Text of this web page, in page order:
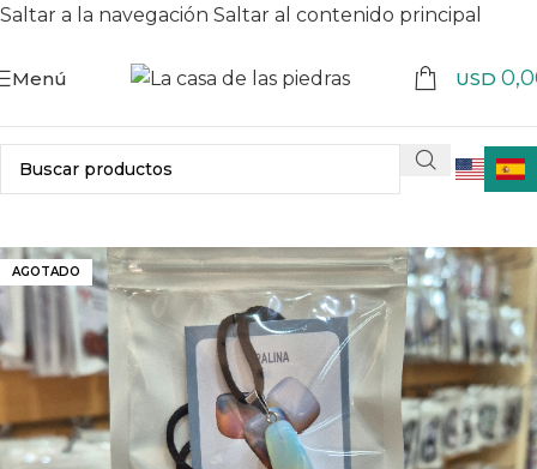
Saltar a la navegación Saltar al contenido principal
Menú USD
AGOTADO